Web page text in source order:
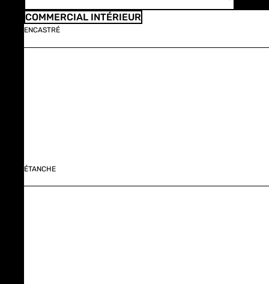
COMMERCIAL INTÉRIEUR
ENCASTRÉ
ÉTANCHE